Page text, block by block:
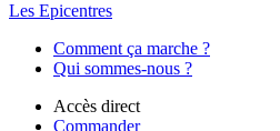
Les Epicentres
Comment ça marche ?
Qui sommes-nous ?
Accès direct
Commander